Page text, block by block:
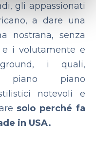
gli appassionati
a dare una
nostrana, senza
i volutamente e
i quali,
piano piano
notevoli e
solo perché fa
in USA.